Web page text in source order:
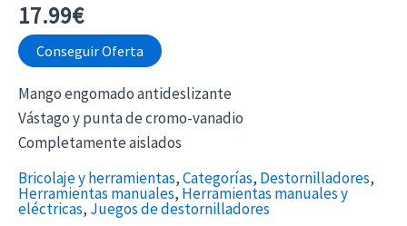
17.99€
Conseguir Oferta
Mango engomado antideslizante
Vástago y punta de cromo-vanadio
Completamente aislados
Bricolaje y herramientas,Categorías, Destornilladores,
Herramientas manuales, Herramientas manuales y
eléctricas, Juegos de destornilladores